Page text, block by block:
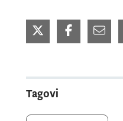
- Sabina Čivović
Za sve dodatne
obratiti Bošku
Tagovi